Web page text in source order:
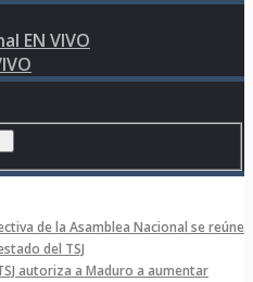
EN VIVO
de la Asamblea Nacional se reúne
del TSJ
TSJ autoriza a Maduro a aumentar